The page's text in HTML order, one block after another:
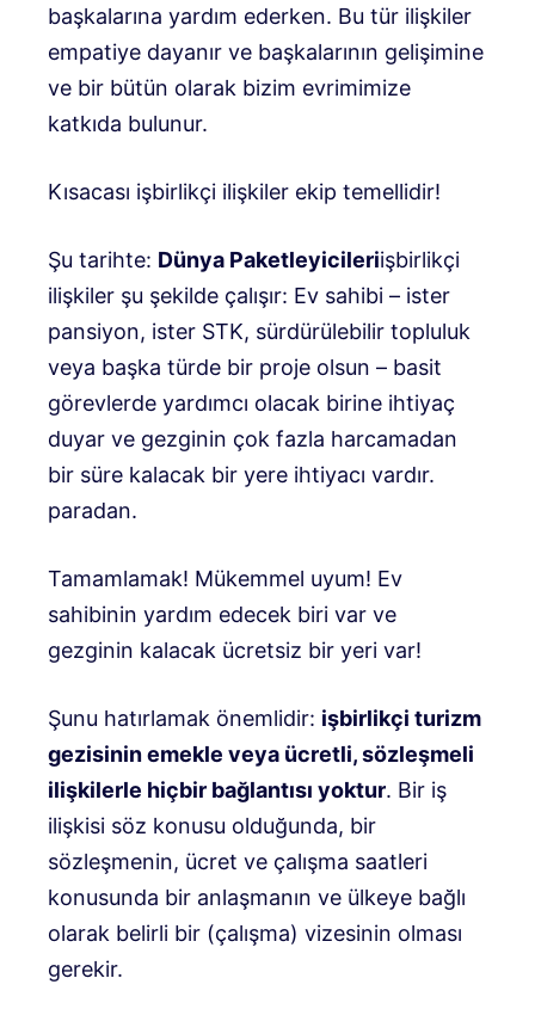
başkalarına yardım ederken. Bu tür ilişkiler
empatiye dayanır ve başkalarının gelişimine
ve bir bütün olarak bizim evrimimize
katkıda bulunur.
Kısacası işbirlikçi ilişkiler ekip temellidir!
Şu tarihte: Dünya Paketleyicileriişbirlikçi
ilişkiler şu şekilde çalışır: Ev sahibi – ister
pansiyon, ister STK, sürdürülebilir topluluk
veya başka türde bir proje olsun – basit
görevlerde yardımcı olacak birine ihtiyaç
duyar ve gezginin çok fazla harcamadan
bir süre kalacak bir yere ihtiyacı vardır.
paradan.
Tamamlamak! Mükemmel uyum! Ev
sahibinin yardım edecek biri var ve
gezginin kalacak ücretsiz bir yeri var!
Şunu hatırlamak önemlidir: işbirlikçi turizm
gezisinin emekle veya ücretli, sözleşmeli
ilişkilerle hiçbir bağlantısı yoktur. Bir iş
ilişkisi söz konusu olduğunda, bir
sözleşmenin, ücret ve çalışma saatleri
konusunda bir anlaşmanın ve ülkeye bağlı
olarak belirli bir (çalışma) vizesinin olması
gerekir.